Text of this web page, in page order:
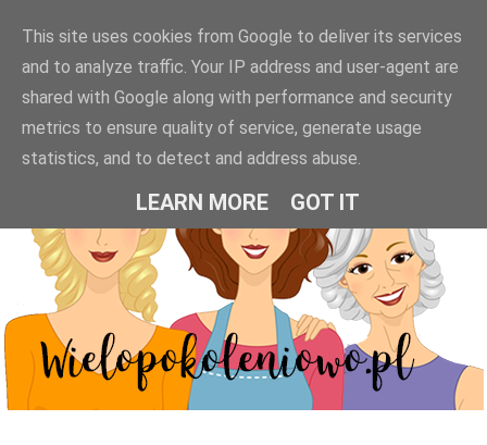
This site uses cookies from Google to deliver its services
and to analyze traffic. Your IP address and user-agent are
shared with Google along with performance and security
metrics to ensure quality of service, generate usage
statistics, and to detect and address abuse.
LEARN MORE GOT IT